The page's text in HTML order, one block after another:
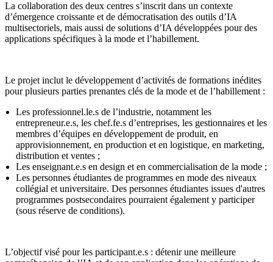
La collaboration des deux centres s’inscrit dans un contexte
d’émergence croissante et de démocratisation des outils d’IA
multisectoriels, mais aussi de solutions d’IA développées pour des
applications spécifiques à la mode et l’habillement.
Le projet inclut le développement d’activités de formations inédites
pour plusieurs parties prenantes clés de la mode et de l’habillement :
Les professionnel.le.s de l’industrie, notamment les
entrepreneur.e.s, les chef.fe.s d’entreprises, les gestionnaires et les
membres d’équipes en développement de produit, en
approvisionnement, en production et en logistique, en marketing,
distribution et ventes ;
Les enseignant.e.s en design et en commercialisation de la mode ;
Les personnes étudiantes de programmes en mode des niveaux
collégial et universitaire. Des personnes étudiantes issues d'autres
programmes postsecondaires pourraient également y participer
(sous réserve de conditions).
L’objectif visé pour les participant.e.s : détenir une meilleure